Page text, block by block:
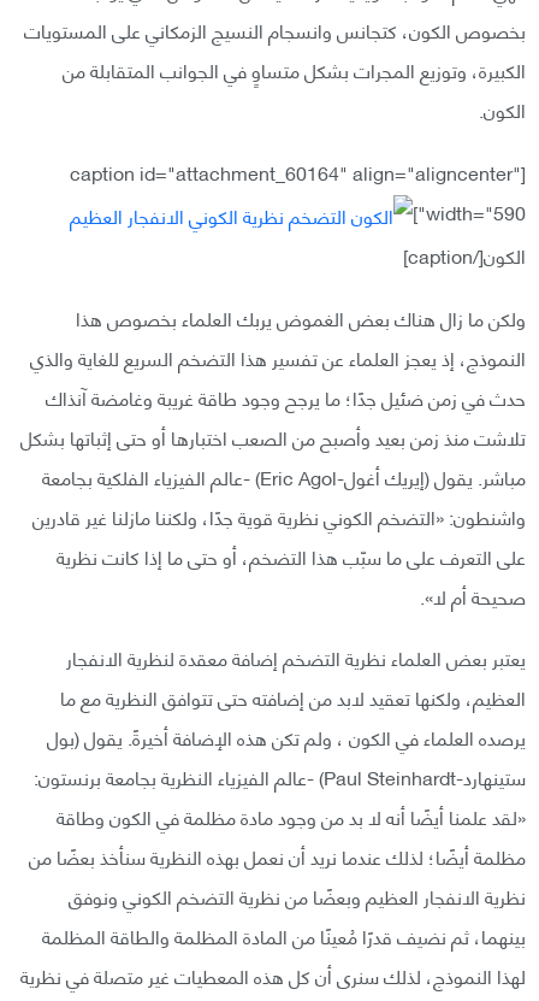
بخصوص الكون، كتجانس وانسجام النسيج الزمكاني على المستويات
الكبيرة، وتوزيع المجرات بشكل متساوٍ في الجوانب المتقابلة من
الكون.
[caption id="attachment_60164" align="aligncenter"
width="590"]
الكون[/caption]
ولكن ما زال هناك بعض الغموض يربك العلماء بخصوص هذا
النموذج، إذ يعجز العلماء عن تفسير هذا التضخم السريع للغاية والذي
حدث في زمن ضئيل جدًا؛ ما يرجح وجود طاقة غريبة وغامضة آنذاك
تلاشت منذ زمن بعيد وأصبح من الصعب اختبارها أو حتى إثباتها بشكل
مباشر. يقول (إيريك أغول-Eric Agol) -عالم الفيزياء الفلكية بجامعة
واشنطون: «التضخم الكوني نظرية قوية جدًا، ولكننا مازلنا غير قادرين
على التعرف على ما سبّب هذا التضخم، أو حتى ما إذا كانت نظرية
صحيحة أم لا».
يعتبر بعض العلماء نظرية التضخم إضافة معقدة لنظرية الانفجار
العظيم، ولكنها تعقيد لابد من إضافته حتى تتوافق النظرية مع ما
يرصده العلماء في الكون ، ولم تكن هذه الإضافة أخيرةً. يقول (بول
ستينهارد-Paul Steinhardt) -عالم الفيزياء النظرية بجامعة برنستون:
«لقد علمنا أيضًا أنه لا بد من وجود مادة مظلمة في الكون وطاقة
مظلمة أيضًا؛ لذلك عندما نريد أن نعمل بهذه النظرية سنأخذ بعضًا من
نظرية الانفجار العظيم وبعضًا من نظرية التضخم الكوني ونوفق
بينهما، ثم نضيف قدرًا مُعينًا من المادة المظلمة والطاقة المظلمة
لهذا النموذج، لذلك سنرى أن كل هذه المعطيات غير متصلة في نظرية